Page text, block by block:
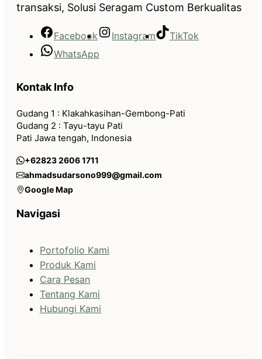
transaksi, Solusi Seragam Custom Berkualitas
Facebook Instagram
TikTok
WhatsApp
Kontak Info
Gudang 1 : Klakahkasihan-Gembong-Pati
Gudang 2 : Tayu-tayu Pati
Pati Jawa tengah, Indonesia
+62823 2606 1711
ahmadsudarsono999@gmail.com
Google Map
Navigasi
Portofolio Kami
Produk Kami
Cara Pesan
Tentang Kami
Hubungi Kami